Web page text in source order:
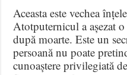
Aceasta este vechea
Atotputernicul a așezat
după moarte.Este un
persoană nu poate
cunoaștere privilegiată